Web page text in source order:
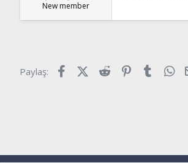
New member
Paylaş: FacebookX (Twitter)
Reddit PinterestTumblr